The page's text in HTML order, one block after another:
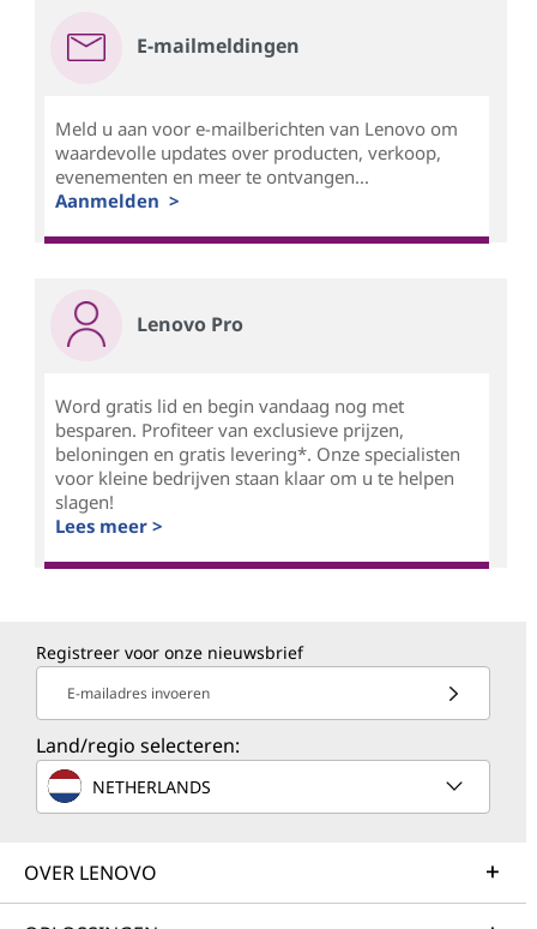
E-mailmeldingen
Meld u aan voor e-mailberichten van Lenovo om
waardevolle updates over producten, verkoop,
evenementen en meer te ontvangen...
Aanmelden >
Lenovo Pro
Word gratis lid en begin vandaag nog met
besparen. Profiteer van exclusieve prijzen,
beloningen en gratis levering*. Onze specialisten
voor kleine bedrijven staan klaar om u te helpen
slagen!
Lees meer >
Registreer voor onze nieuwsbrief
E-mailadres invoeren
Land/regio selecteren:
NETHERLANDS
OVER LENOVO